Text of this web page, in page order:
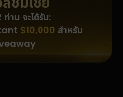
ท่าน จะได้รับ:
$10,000 สำหรับ